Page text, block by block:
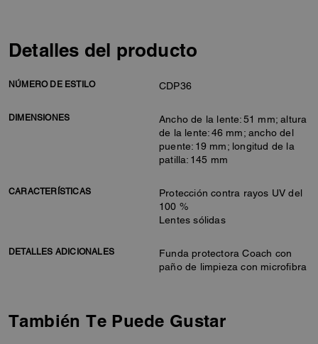
Detalles del producto
NÚMERO DE ESTILO CDP36
DIMENSIONES
Ancho de la lente: 51 mm; altura
de la lente: 46 mm; ancho del
puente: 19 mm; longitud de la
patilla: 145 mm
CARACTERÍSTICAS
Protección contra rayos UV del
100 %
Lentes sólidas
DETALLES ADICIONALES
Funda protectora Coach con
paño de limpieza con microfibra
También Te Puede Gustar